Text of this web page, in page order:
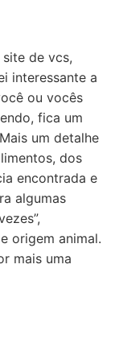
de vcs,
interessante a
ou vocês
fica um
um detalhe
dos
encontrada e
algumas
origem animal.
mais uma